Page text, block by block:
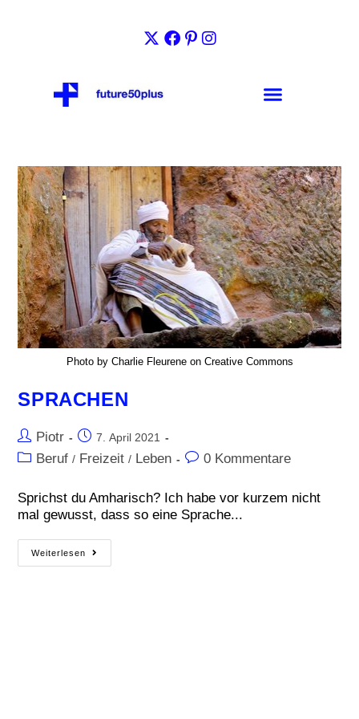
Photo by Charlie Fleurene on Creative Commons
SPRACHEN
Piotr 7. April 2021
Beruf / Freizeit / Leben 0 Kommentare
Sprichst du Amharisch? Ich habe vor kurzem nicht
mal gewusst, dass so eine Sprache...
Weiterlesen